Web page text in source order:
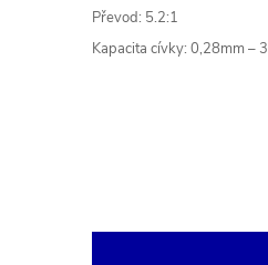
Převod: 5.2:1
Kapacita cívky: 0,28mm –